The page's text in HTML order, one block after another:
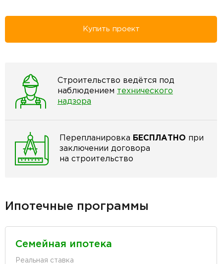
Купить проект
Строительство ведётся под
наблюдением технического
надзора
Перепланировка БЕСПЛАТНО при
заключении договора
на строительство
Ипотечные программы
Семейная ипотека
Реальная ставка